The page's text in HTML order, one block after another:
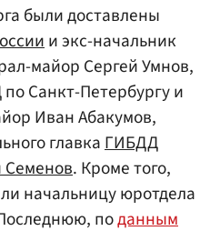
были доставлены
и экс-начальник
майор Сергей Умнов,
Санкт-Петербургу и
Иван Абакумов,
главкаГИБДД
Семенов. Кроме того,
начальницу юротдела
поданным